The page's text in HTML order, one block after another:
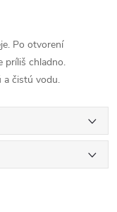
Po otvorení
príliš chladno.
a čistú vodu.